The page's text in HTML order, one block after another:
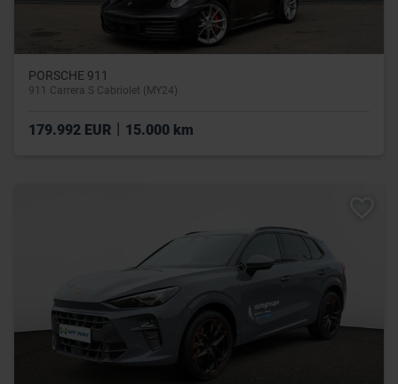
PORSCHE 911
911 Carrera S Cabriolet (MY24)
179.992 EUR | 15.000 km